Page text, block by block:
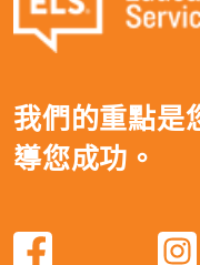
我們的重點是
導您成功。